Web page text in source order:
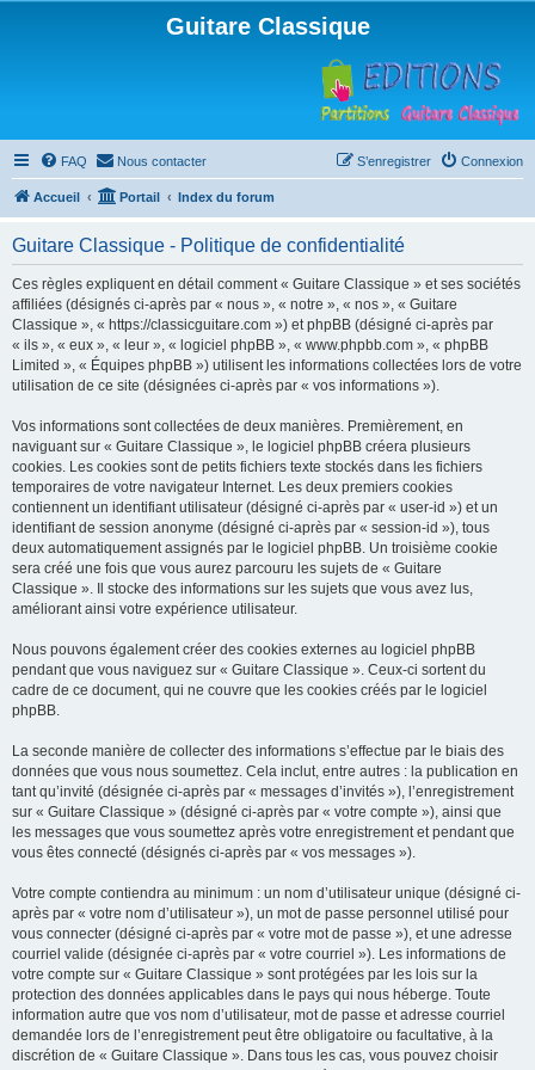
Guitare Classique
FAQ Nous contacter Connexion
S’enregistrer
Accueil Portail Index du forum
Guitare Classique - Politique de confidentialité
Ces règles expliquent en détail comment « Guitare Classique » et ses sociétés
affiliées (désignés ci-après par « nous », « notre », « nos », « Guitare
Classique », « https://classicguitare.com ») et phpBB (désigné ci-après par
« ils », « eux », « leur », « logiciel phpBB », « www.phpbb.com », « phpBB
Limited », « Équipes phpBB ») utilisent les informations collectées lors de votre
utilisation de ce site (désignées ci-après par « vos informations »).
Vos informations sont collectées de deux manières. Premièrement, en
naviguant sur « Guitare Classique », le logiciel phpBB créera plusieurs
cookies. Les cookies sont de petits fichiers texte stockés dans les fichiers
temporaires de votre navigateur Internet. Les deux premiers cookies
contiennent un identifiant utilisateur (désigné ci-après par « user-id ») et un
identifiant de session anonyme (désigné ci-après par « session-id »), tous
deux automatiquement assignés par le logiciel phpBB. Un troisième cookie
sera créé une fois que vous aurez parcouru les sujets de « Guitare
Classique ». Il stocke des informations sur les sujets que vous avez lus,
améliorant ainsi votre expérience utilisateur.
Nous pouvons également créer des cookies externes au logiciel phpBB
pendant que vous naviguez sur « Guitare Classique ». Ceux-ci sortent du
cadre de ce document, qui ne couvre que les cookies créés par le logiciel
phpBB.
La seconde manière de collecter des informations s’effectue par le biais des
données que vous nous soumettez. Cela inclut, entre autres : la publication en
tant qu’invité (désignée ci-après par « messages d’invités »), l’enregistrement
sur « Guitare Classique » (désigné ci-après par « votre compte »), ainsi que
les messages que vous soumettez après votre enregistrement et pendant que
vous êtes connecté (désignés ci-après par « vos messages »).
Votre compte contiendra au minimum : un nom d’utilisateur unique (désigné ci-
après par « votre nom d’utilisateur »), un mot de passe personnel utilisé pour
vous connecter (désigné ci-après par « votre mot de passe »), et une adresse
courriel valide (désignée ci-après par « votre courriel »). Les informations de
votre compte sur « Guitare Classique » sont protégées par les lois sur la
protection des données applicables dans le pays qui nous héberge. Toute
information autre que vos nom d’utilisateur, mot de passe et adresse courriel
demandée lors de l’enregistrement peut être obligatoire ou facultative, à la
discrétion de « Guitare Classique ». Dans tous les cas, vous pouvez choisir